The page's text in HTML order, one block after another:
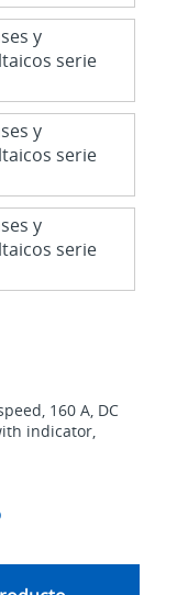
160 A, DC
indicator,